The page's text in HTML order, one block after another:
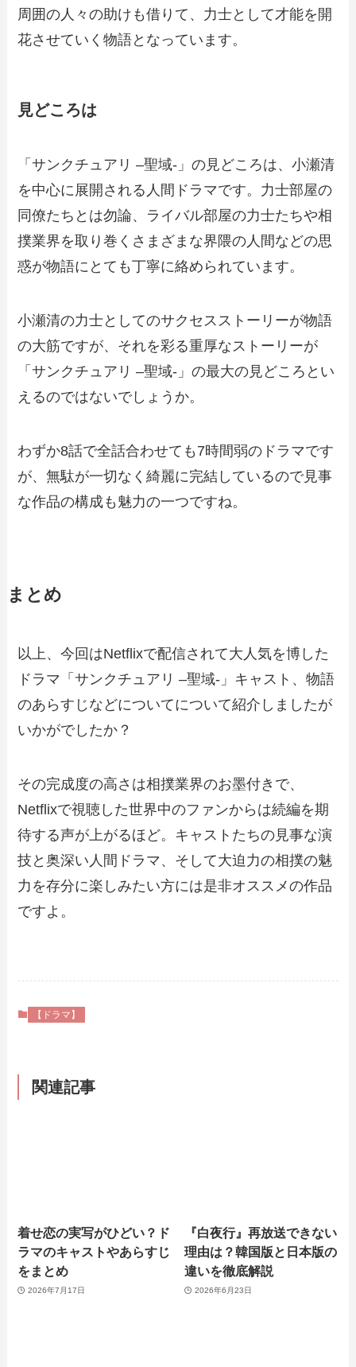
周囲の人々の助けも借りて、力士として才能を開
花させていく物語となっています。
見どころは
「サンクチュアリ –聖域-」の見どころは、小瀬清
を中心に展開される人間ドラマです。力士部屋の
同僚たちとは勿論、ライバル部屋の力士たちや相
撲業界を取り巻くさまざまな界隈の人間などの思
惑が物語にとても丁寧に絡められています。
小瀬清の力士としてのサクセスストーリーが物語
の大筋ですが、それを彩る重厚なストーリーが
「サンクチュアリ –聖域-」の最大の見どころとい
えるのではないでしょうか。
わずか8話で全話合わせても7時間弱のドラマです
が、無駄が一切なく綺麗に完結しているので見事
な作品の構成も魅力の一つですね。
まとめ
以上、今回はNetflixで配信されて大人気を博した
ドラマ「サンクチュアリ –聖域-」キャスト、物語
のあらすじなどについてについて紹介しましたが
いかがでしたか？
その完成度の高さは相撲業界のお墨付きで、
Netflixで視聴した世界中のファンからは続編を期
待する声が上がるほど。キャストたちの見事な演
技と奥深い人間ドラマ、そして大迫力の相撲の魅
力を存分に楽しみたい方には是非オススメの作品
ですよ。
【ドラマ】
関連記事
着せ恋の実写がひどい？ド
ラマのキャストやあらすじ
をまとめ
2026年7月17日
『白夜行』再放送できない
理由は？韓国版と日本版の
違いを徹底解説
2026年6月23日